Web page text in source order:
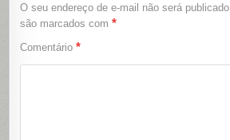
O seu endereço de e-mail não será publicado.
são marcados com*
Comentário*